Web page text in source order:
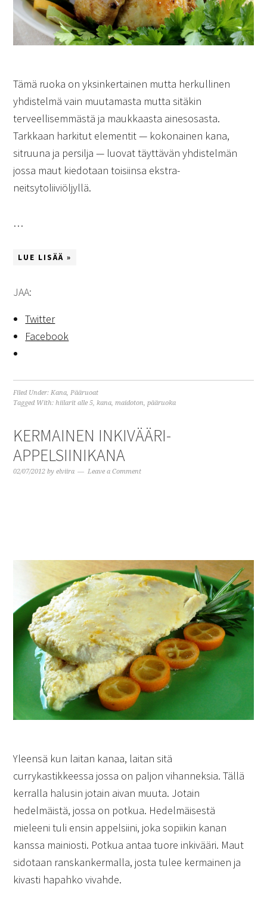
Tämä ruoka on yksinkertainen mutta herkullinen
yhdistelmä vain muutamasta mutta sitäkin
terveellisemmästä ja maukkaasta ainesosasta.
Tarkkaan harkitut elementit — kokonainen kana,
sitruuna ja persilja — luovat täyttävän yhdistelmän
jossa maut kiedotaan toisiinsa ekstra-
neitsytoliiviöljyllä.
…
LUE LISÄÄ »
JAA:
Twitter
Facebook
Filed Under:Kana,Pääruoat
Tagged With:hiilarit alle 5,kana,maidoton,pääruoka
KERMAINEN INKIVÄÄRI-
APPELSIINIKANA
02/07/2012 byelviira Leave a Comment
Yleensä kun laitan kanaa, laitan sitä
currykastikkeessa jossa on paljon vihanneksia. Tällä
kerralla halusin jotain aivan muuta. Jotain
hedelmäistä, jossa on potkua. Hedelmäisestä
mieleeni tuli ensin appelsiini, joka sopiikin kanan
kanssa mainiosti. Potkua antaa tuore inkivääri. Maut
sidotaan ranskankermalla, josta tulee kermainen ja
kivasti hapahko vivahde.